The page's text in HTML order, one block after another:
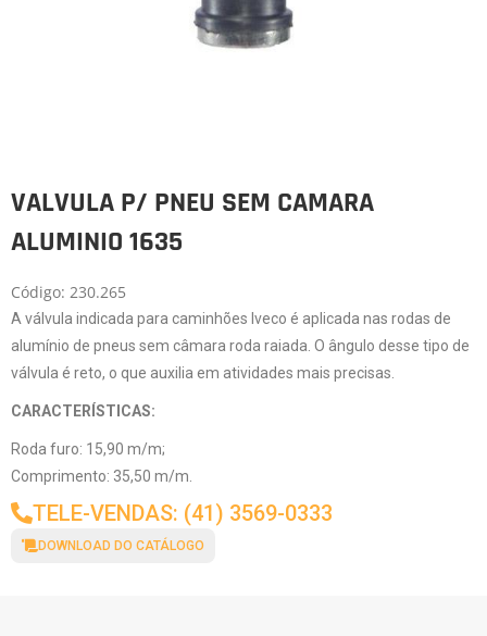
VALVULA P/ PNEU SEM CAMARA
ALUMINIO 1635
Código: 230.265
A válvula indicada para caminhões Iveco é aplicada nas rodas de
alumínio de pneus sem câmara roda raiada. O ângulo desse tipo de
válvula é reto, o que auxilia em atividades mais precisas.
CARACTERÍSTICAS:
Roda furo: 15,90 m/m;
Comprimento: 35,50 m/m.
TELE-VENDAS: (41) 3569-0333
DOWNLOAD DO CATÁLOGO